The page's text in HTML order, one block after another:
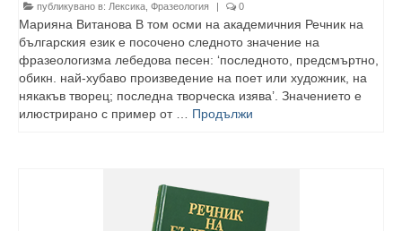
публикувано в: Лексика Фразеология | 0
Марияна Витанова В том осми на академичния Речник на
българския език е посочено следното значение на
фразеологизма лебедова песен: ‘последното, предсмъртно,
обикн. най-хубаво произведение на поет или художник, на
някакъв творец; последна творческа изява’. Значението е
илюстрирано с пример от … Продължи